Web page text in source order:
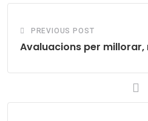
PREVIOUS POST
Avaluacions per